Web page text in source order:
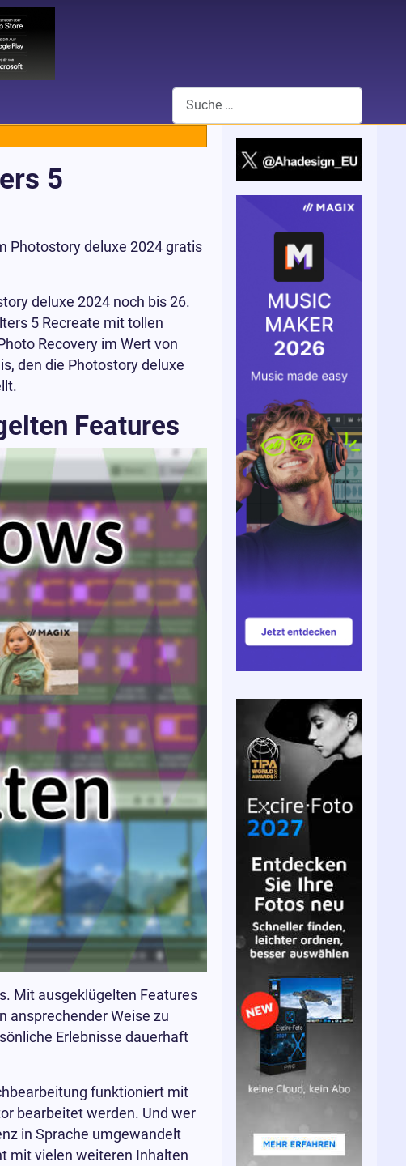
Suchen
5
Photostory deluxe 2024 gratis
deluxe 2024 noch bis 26.
5 Recreate mit tollen
Recovery im Wert von
den die Photostory deluxe
Features
Mit ausgeklügelten Features
ansprechender Weise zu
Erlebnisse dauerhaft
funktioniert mit
bearbeitet werden. Und wer
in Sprache umgewandelt
mit vielen weiteren Inhalten